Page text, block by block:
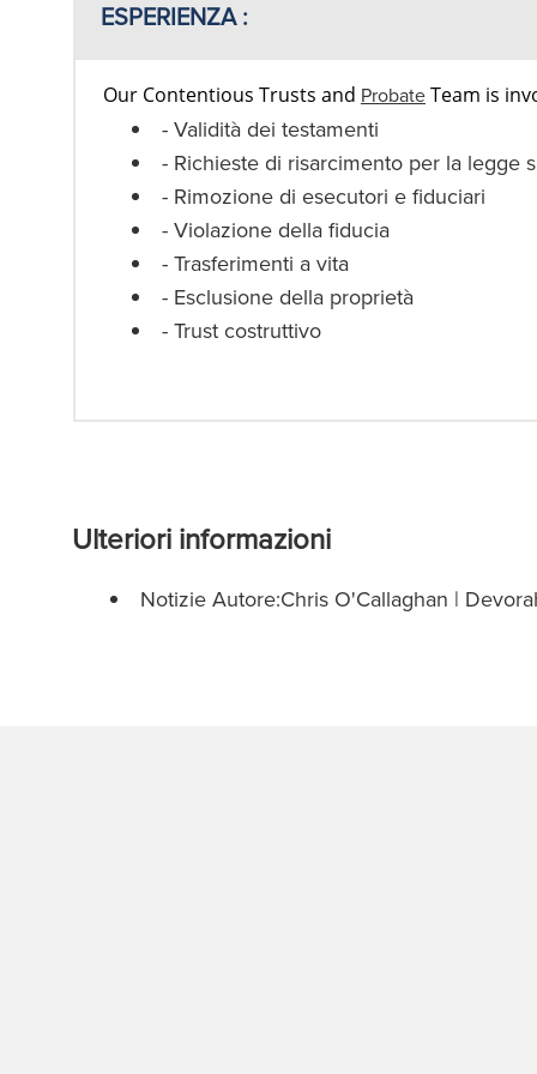
ESPERIENZA :
Our Contentious Trusts and ProbateTeam is
- Validità dei testamenti
- Richieste di risarcimento per la legge
- Rimozione di esecutori e fiduciari
- Violazione della fiducia
- Trasferimenti a vita
- Esclusione della proprietà
- Trust costruttivo
Ulteriori informazioni
Notizie Autore:Chris O'Callaghan |